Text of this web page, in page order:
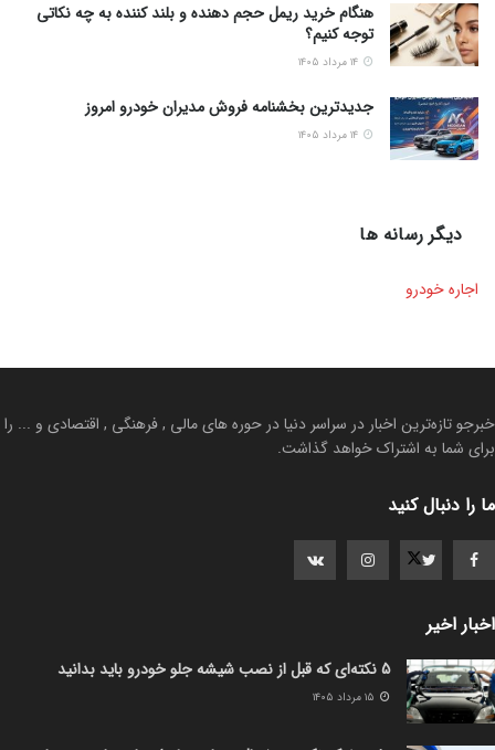
هنگام خرید ریمل حجم دهنده و بلند کننده به چه نکاتی
توجه کنیم؟
جدیدترین بخشنامه فروش مدیران خودرو امروز
دیگر رسانه ها
اجاره خودرو
خبرجو تازه‌ترین اخبار در سراسر دنیا در حوره های مالی , فرهنگی , اقتصادی و ... را
برای شما به اشتراک خواهد گذاشت.
ما را دنبال کنید
اخبار اخیر
5 نکته‌ای که قبل از نصب شیشه جلو خودرو باید بدانید